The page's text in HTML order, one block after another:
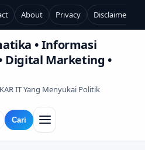
About Privacy Disclaimer
• Informasi
Digital Marketing •
IT Yang Menyukai Politik
Cari